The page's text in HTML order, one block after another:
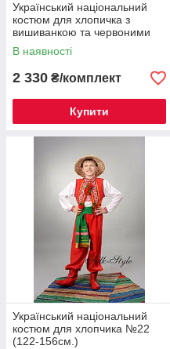
Український національний
костюм для хлопичка з
вишиванкою та червоними
шароварами №10(116-
152см.)
В наявності
2 330 ₴/комплект
Купити
Український національний
костюм для хлопчика №22
(122-156см.)